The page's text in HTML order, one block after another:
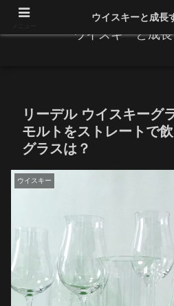
ウイスキーと成
リーデル ウイスキーグ
モルトをストレートで
グラスは？
ウイスキー
ウイスキーと成長